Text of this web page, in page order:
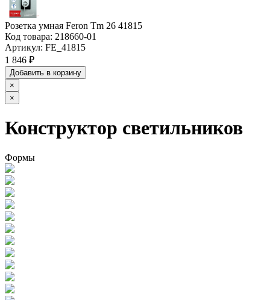
Розетка умная Feron Tm 26 41815
Код товара: 218660-01
Артикул: FE_41815
1 846 ₽
Добавить в корзину
×
×
Конструктор светильников
Формы